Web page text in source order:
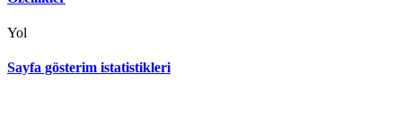
Yol
Sayfa gösterim istatistikleri